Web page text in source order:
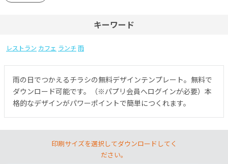
キーワード
レストラン カフェ ランチ雨
雨の日でつかえるチラシの無料デザインテンプレート。無料で
ダウンロード可能です。（※パプリ会員へログインが必要）本
格的なデザインがパワーポイントで簡単につくれます。
印刷サイズを選択してダウンロードしてく
ださい。